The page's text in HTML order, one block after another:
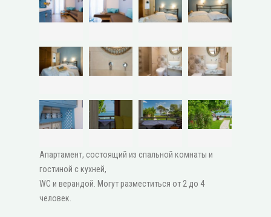
Апартамент, состоящий из спальной комнаты и
гостиной с кухней,
WC и верандой. Могут разместиться от 2 до 4
человек.